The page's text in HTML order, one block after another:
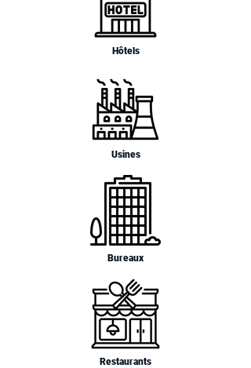
Hôtels
Usines
Bureaux
Restaurants